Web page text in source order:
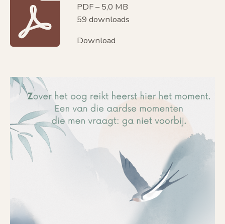
PDF – 5,0 MB
59 downloads
Download